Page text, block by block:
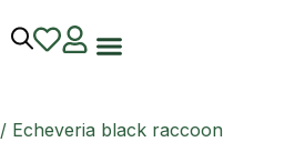
/ Echeveria black raccoon